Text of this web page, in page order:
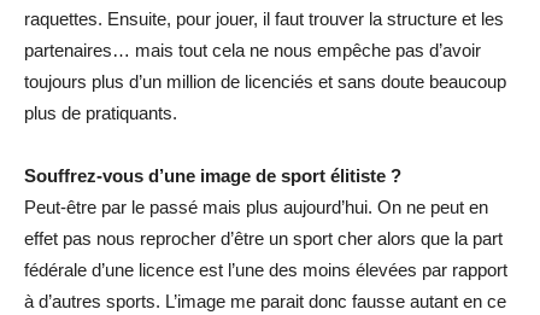
raquettes. Ensuite, pour jouer, il faut trouver la structure et les
partenaires… mais tout cela ne nous empêche pas d’avoir
toujours plus d’un million de licenciés et sans doute beaucoup
plus de pratiquants.
Souffrez-vous d’une image de sport élitiste ?
Peut-être par le passé mais plus aujourd’hui. On ne peut en
effet pas nous reprocher d’être un sport cher alors que la part
fédérale d’une licence est l’une des moins élevées par rapport
à d’autres sports. L’image me parait donc fausse autant en ce